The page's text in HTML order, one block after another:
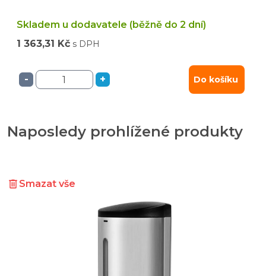
Skladem u dodavatele (běžně do 2 dní)
1 363,31 Kč s DPH
- + Do košíku
Naposledy prohlížené produkty
Smazat vše